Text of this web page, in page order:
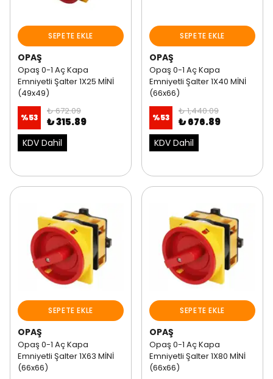
SEPETE EKLE
OPAŞ
Opaş 0-1 Aç Kapa
Emniyetli Şalter 1X25 MİNİ
(49x49)
%53
₺ 672.09
₺ 315.89
KDV Dahil
SEPETE EKLE
OPAŞ
Opaş 0-1 Aç Kapa
Emniyetli Şalter 1X40 MİNİ
(66x66)
%53
₺ 1,440.09
₺ 676.89
KDV Dahil
SEPETE EKLE
OPAŞ
Opaş 0-1 Aç Kapa
Emniyetli Şalter 1X63 MİNİ
(66x66)
SEPETE EKLE
OPAŞ
Opaş 0-1 Aç Kapa
Emniyetli Şalter 1X80 MİNİ
(66x66)